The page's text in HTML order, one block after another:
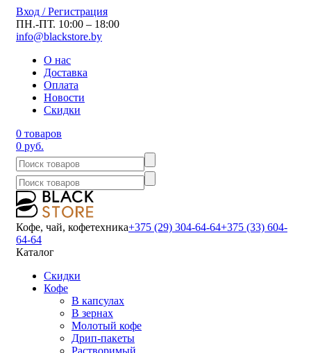
Вход / Регистрация
ПН.-ПТ. 10:00 – 18:00
info@blackstore.by
О нас
Доставка
Оплата
Новости
Скидки
0 товаров
0 руб.
Кофе, чай, кофетехника+375 (29) 304-64-64+375 (33) 604-
64-64
Каталог
Скидки
Кофе
В капсулах
В зернах
Молотый кофе
Дрип-пакеты
Растворимый